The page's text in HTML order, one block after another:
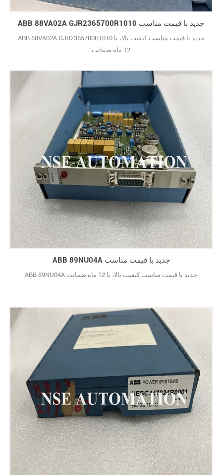
ABB 88VA02A GJR2365700R1010 جدید با قیمت مناسب
ABB 88VA02A GJR2365700R1010 جدید با قیمت مناسب کیفیت بالا، با
12 ماه ضمانت
ABB 89NU04A جدید با قیمت مناسب
ABB 89NU04A جدید با قیمت مناسب کیفیت بالا، با 12 ماه ضمانت